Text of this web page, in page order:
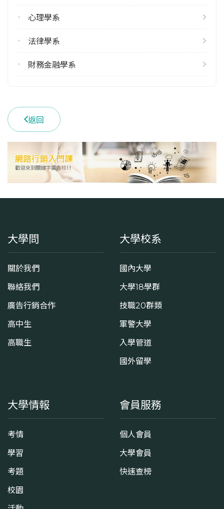
113學年度下學期
113學年度上學期
17
學系電話
(02)33664991
學系地址
臺北市中正區羅斯福路四段1號 臺灣大學管理學院壹號館8樓
心理學系
法律學系
財務金融學系
返回
大學問
關於我們
聯絡我們
廣告行銷合作
高中生
高職生
大學校系
國內大學
大學18學群
技職20群類
軍警大學
入學管道
國外留學
大學情報
考情
學習
考題
校園
會員服務
個人會員
大學會員
快速查榜